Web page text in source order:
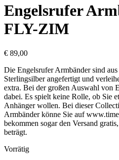
Engelsrufer
FLY-ZIM
€ 89,00
Die Engelsrufer Armbänder sind
Sterlingsilber angefertigt und
extra. Bei der großen Auswahl von
dabei. Es spielt keine Rolle, ob Sie
Anhänger wollen. Bei dieser
Armbänder könne Sie auf
bekommen sogar den Versand
beträgt.
Vorrätig